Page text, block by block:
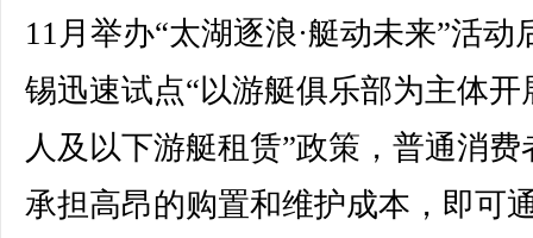
11月举办“太湖逐浪·艇动未来”活动
锡迅速试点“以游艇俱乐部为主体开
人及以下游艇租赁”政策，普通消费
承担高昂的购置和维护成本，即可